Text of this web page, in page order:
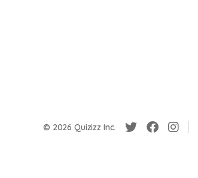
© 2026 Quizizz Inc.